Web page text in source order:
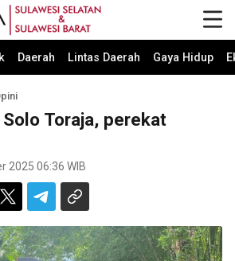
Daerah Lintas Daerah Gaya Hidup
Toraja, perekat
2025 06:36 WIB